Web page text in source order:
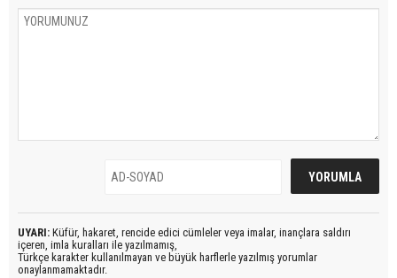
UYARI: Küfür, hakaret, rencide edici cümleler veya imalar, inançlara saldırı
içeren, imla kuralları ile yazılmamış,
Türkçe karakter kullanılmayan ve büyük harflerle yazılmış yorumlar
onaylanmamaktadır.